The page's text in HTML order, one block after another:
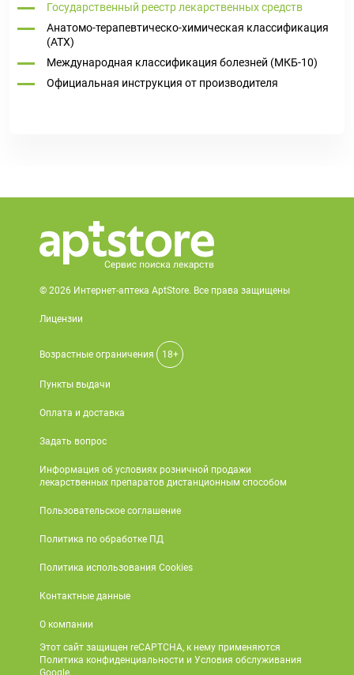
Государственный реестр лекарственных средств
Анатомо-терапевтическо-химическая классификация
(ATX)
Международная классификация болезней (МКБ-10)
Официальная инструкция от производителя
© 2026 Интернет-аптека AptStore. Все права защищены
Лицензии
Возрастные ограничения 18+
Пункты выдачи
Оплата и доставка
Задать вопрос
Информация об условиях розничной продажи
лекарственных препаратов дистанционным способом
Пользовательское соглашение
Политика по обработке ПД
Политика использования Cookies
Контактные данные
О компании
Этот сайт защищен reCAPTCHA, к нему применяются
Политика конфиденциальности и Условия обслуживания
Google.